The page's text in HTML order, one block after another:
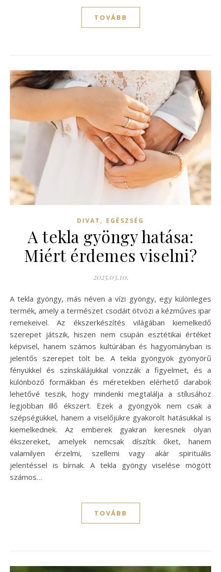
TOVÁBB
DIVAT , EGÉSZSÉG
A tekla gyöngy hatása:
Miért érdemes viselni?
2025.03.10.
A tekla gyöngy, más néven a vízi gyöngy, egy különleges
termék, amely a természet csodáit ötvözi a kézműves ipar
remekeivel. Az ékszerkészítés világában kiemelkedő
szerepet játszik, hiszen nem csupán esztétikai értéket
képvisel, hanem számos kultúrában és hagyományban is
jelentős szerepet tölt be. A tekla gyöngyök gyönyörű
fényükkel és színskálájukkal vonzzák a figyelmet, és a
különböző formákban és méretekben elérhető darabok
lehetővé teszik, hogy mindenki megtalálja a stílusához
legjobban illő ékszert. Ezek a gyöngyök nem csak a
szépségükkel, hanem a viselőjükre gyakorolt hatásukkal is
kiemelkednek. Az emberek gyakran keresnek olyan
ékszereket, amelyek nemcsak díszítik őket, hanem
valamilyen érzelmi, szellemi vagy akár spirituális
jelentéssel is bírnak. A tekla gyöngy viselése mögött
számos…
TOVÁBB